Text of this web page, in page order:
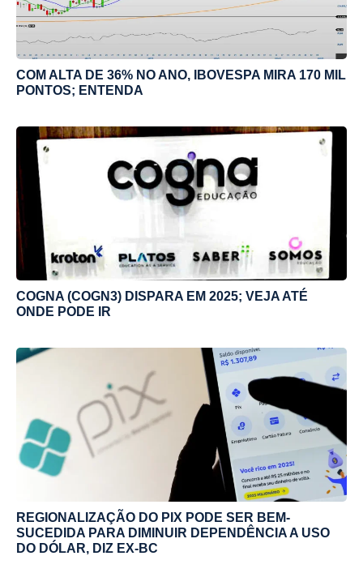
COM ALTA DE 36% NO ANO, IBOVESPA MIRA 170 MIL
PONTOS; ENTENDA
COGNA (COGN3) DISPARA EM 2025; VEJA ATÉ
ONDE PODE IR
REGIONALIZAÇÃO DO PIX PODE SER BEM-
SUCEDIDA PARA DIMINUIR DEPENDÊNCIA A USO
DO DÓLAR, DIZ EX-BC